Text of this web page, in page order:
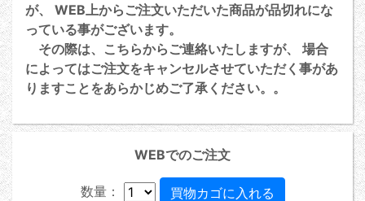
が、 WEB上からご注文いただいた商品が品切れにな
っている事がございます。
その際は、こちらからご連絡いたしますが、 場合
によってはご注文をキャンセルさせていただく事があ
りますことをあらかじめご了承ください。。
WEBでのご注文
数量：